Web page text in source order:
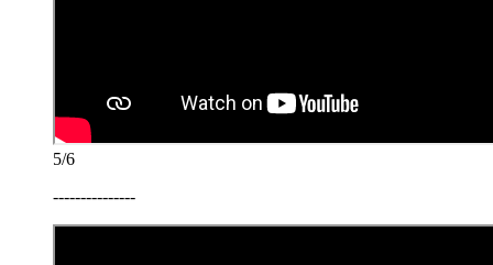
5/6
---------------